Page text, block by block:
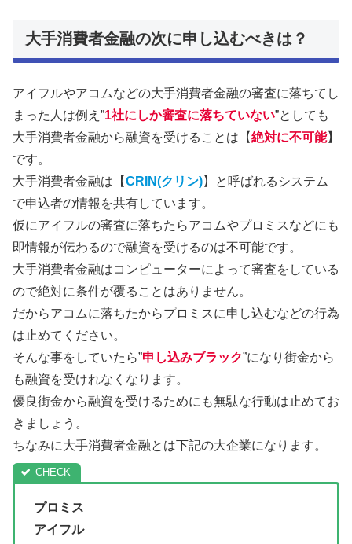
大手消費者金融の次に申し込むべきは？
アイフルやアコムなどの大手消費者金融の審査に落ちてし
まった人は例え”1社にしか審査に落ちていない”としても
大手消費者金融から融資を受けることは【絶対に不可能】
です。
大手消費者金融は【CRIN(クリン)】と呼ばれるシステム
で申込者の情報を共有しています。
仮にアイフルの審査に落ちたらアコムやプロミスなどにも
即情報が伝わるので融資を受けるのは不可能です。
大手消費者金融はコンピューターによって審査をしている
ので絶対に条件が覆ることはありません。
だからアコムに落ちたからプロミスに申し込むなどの行為
は止めてください。
そんな事をしていたら”申し込みブラック”になり街金から
も融資を受けれなくなります。
優良街金から融資を受けるためにも無駄な行動は止めてお
きましょう。
ちなみに大手消費者金融とは下記の大企業になります。
プロミス
アイフル